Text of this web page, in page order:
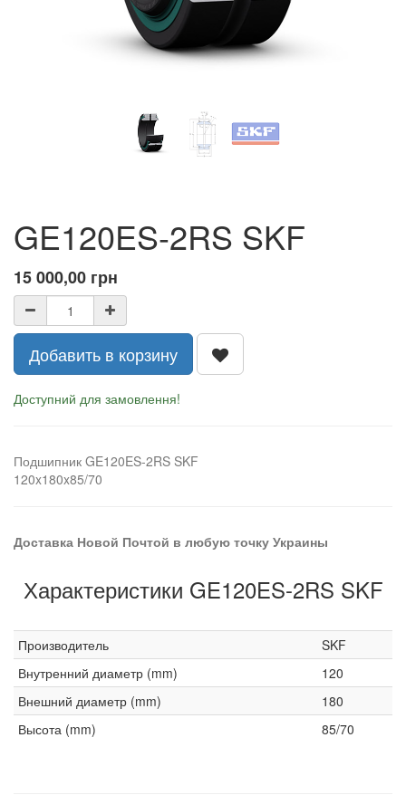
GE120ES-2RS SKF
15 000,00 грн
Добавить в корзину
Доступний для замовлення!
Подшипник GE120ES-2RS SKF
120x180x85/70
Доставка Новой Почтой в любую точку Украины
Характеристики GE120ES-2RS SKF
Производитель
SKF
Внутренний диаметр (mm)
120
Внешний диаметр (mm)
180
Высота (mm)
85/70